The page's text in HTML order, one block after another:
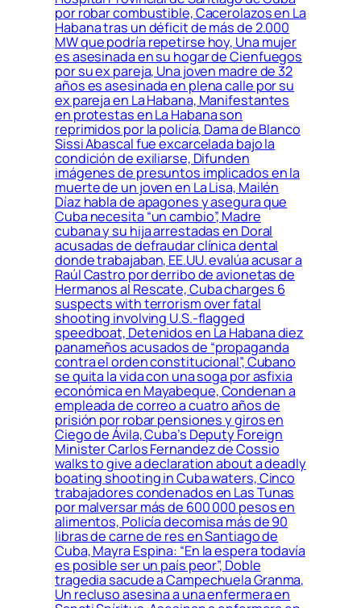
por robar combustible, Cacerolazos en La
Habana tras un déficit de más de 2.000
MW que podría repetirse hoy, Una mujer
es asesinada en su hogar de Cienfuegos
por su ex pareja, Una joven madre de 32
años es asesinada en plena calle por su
ex pareja en La Habana, Manifestantes
en protestas en La Habana son
reprimidos por la policía, Dama de Blanco
Sissi Abascal fue excarcelada bajo la
condición de exiliarse, Difunden
imágenes de presuntos implicados en la
muerte de un joven en La Lisa, Mailén
Díaz habla de apagones y asegura que
Cuba necesita “un cambio”, Madre
cubana y su hija arrestadas en Doral
acusadas de defraudar clínica dental
donde trabajaban, EE.UU. evalúa acusar a
Raúl Castro por derribo de avionetas de
Hermanos al Rescate, Cuba charges 6
suspects with terrorism over fatal
shooting involving U.S.-flagged
speedboat, Detenidos en La Habana diez
panameños acusados de “propaganda
contra el orden constitucional”, Cubano
se quita la vida con una soga por asfixia
económica en Mayabeque, Condenan a
empleada de correo a cuatro años de
prisión por robar pensiones y giros en
Ciego de Ávila, Cuba’s Deputy Foreign
Minister Carlos Fernandez de Cossio
walks to give a declaration about a deadly
boating shooting in Cuba waters, Cinco
trabajadores condenados en Las Tunas
por malversar más de 600 000 pesos en
alimentos, Policía decomisa más de 90
libras de carne de res en Santiago de
Cuba, Mayra Espina: “En la espera todavía
es posible ser un país peor”, Doble
tragedia sacude a Campechuela Granma,
Un recluso asesina a una enfermera en